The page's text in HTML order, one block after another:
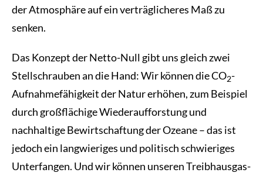
der Atmosphäre auf ein verträglicheres Maß zu
senken.
Das Konzept der Netto-Null gibt uns gleich zwei
Stellschrauben an die Hand: Wir können die CO2-
Aufnahmefähigkeit der Natur erhöhen, zum Beispiel
durch großflächige Wiederaufforstung und
nachhaltige Bewirtschaftung der Ozeane – das ist
jedoch ein langwieriges und politisch schwieriges
Unterfangen. Und wir können unseren Treibhausgas-